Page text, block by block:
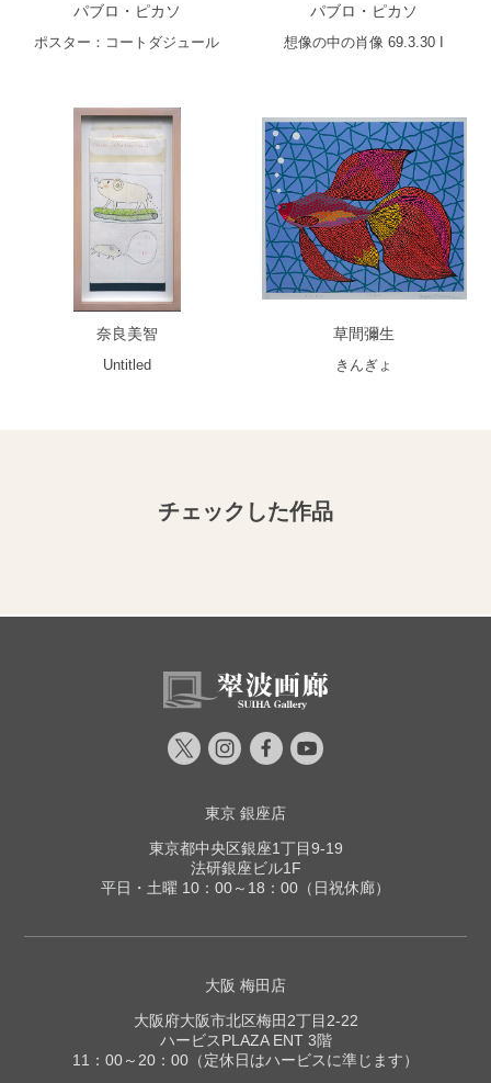
パブロ・ピカソ
ポスター：コートダジュール
パブロ・ピカソ
想像の中の肖像 69.3.30 I
奈良美智
Untitled
草間彌生
きんぎょ
チェックした作品
東京 銀座店
東京都中央区銀座1丁目9-19
法研銀座ビル1F
平日・土曜 10：00～18：00（日祝休廊）
大阪 梅田店
大阪府大阪市北区梅田2丁目2-22
ハービスPLAZA ENT 3階
11：00～20：00（定休日はハービスに準じます）